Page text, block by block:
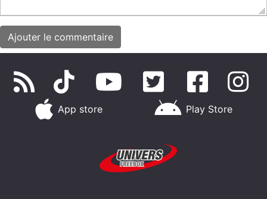
App store Play Store